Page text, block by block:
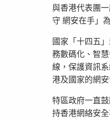
與香港代表團
守 網安在手」
國家「十四五
務數碼化、智
線，保護資訊
港及國家的網
特區政府一直
持香港網絡安